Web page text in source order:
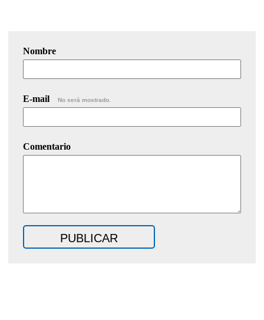
Nombre
E-mail No será mostrado.
Comentario